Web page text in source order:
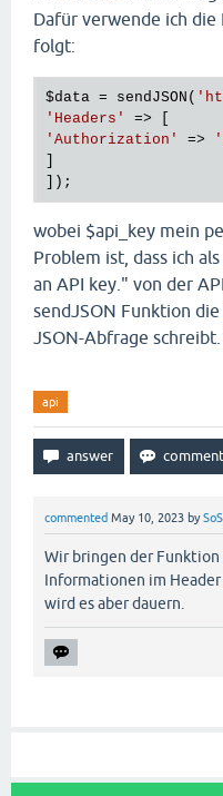
Dafür verwende ich die
folgt:
$data = sendJSON(
'Headers'
'Authorization'
=>
wobei $api_key mein
Problem ist, dass ich
an API key." von der
sendJSON Funktion
JSON-Abfrage
api
commented May 10, 2023 by
Wir bringen der Funktion
Informationen im Header
wird es aber dauern.